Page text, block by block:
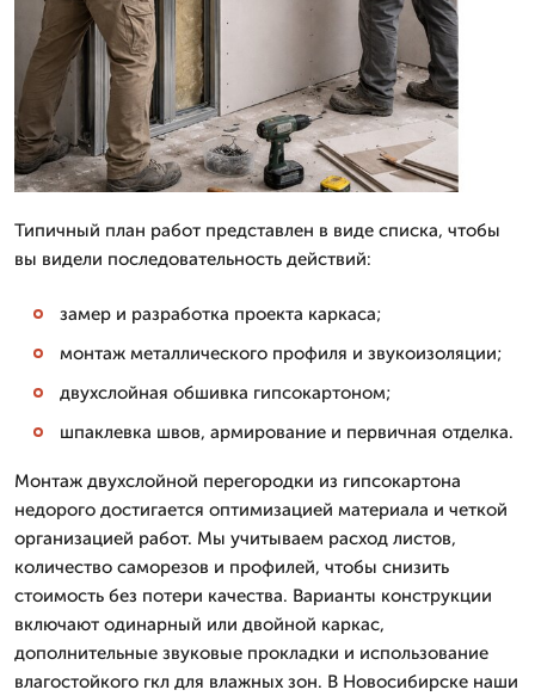
Типичный план работ представлен в виде списка, чтобы
вы видели последовательность действий:
замер и разработка проекта каркаса;
монтаж металлического профиля и звукоизоляции;
двухслойная обшивка гипсокартоном;
шпаклевка швов, армирование и первичная отделка.
Монтаж двухслойной перегородки из гипсокартона
недорого достигается оптимизацией материала и четкой
организацией работ. Мы учитываем расход листов,
количество саморезов и профилей, чтобы снизить
стоимость без потери качества. Варианты конструкции
включают одинарный или двойной каркас,
дополнительные звуковые прокладки и использование
влагостойкого гкл для влажных зон. В Новосибирске наши